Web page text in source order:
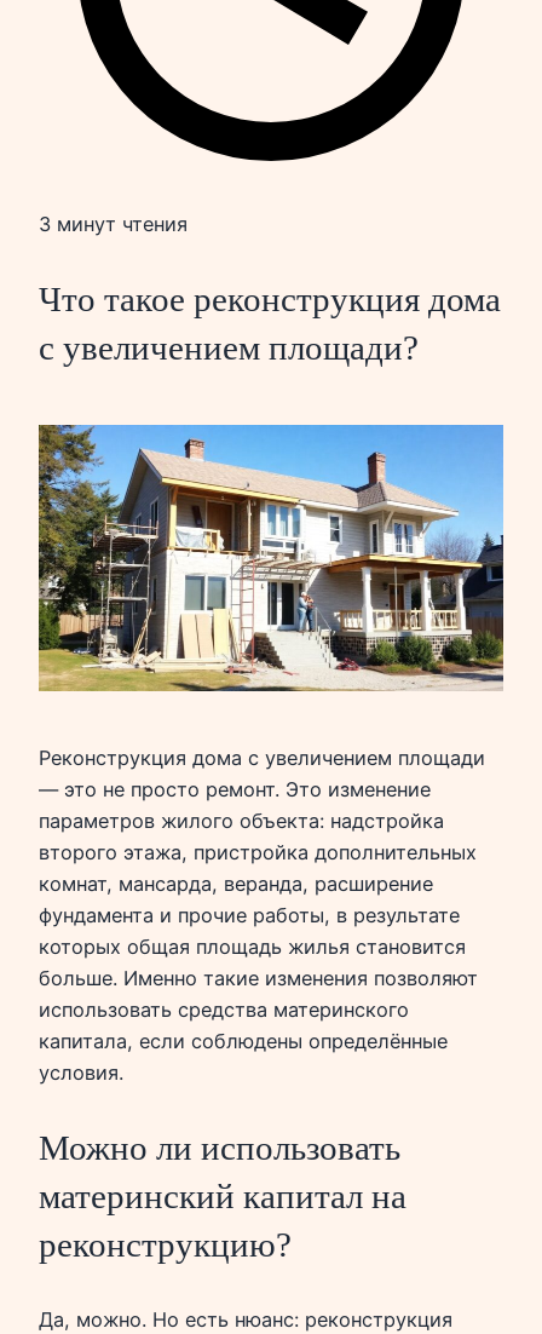
3 минут чтения
Что такое реконструкция дома
с увеличением площади?
Реконструкция дома с увеличением площади
— это не просто ремонт. Это изменение
параметров жилого объекта: надстройка
второго этажа, пристройка дополнительных
комнат, мансарда, веранда, расширение
фундамента и прочие работы, в результате
которых общая площадь жилья становится
больше. Именно такие изменения позволяют
использовать средства материнского
капитала, если соблюдены определённые
условия.
Можно ли использовать
материнский капитал на
реконструкцию?
Да, можно. Но есть нюанс: реконструкция